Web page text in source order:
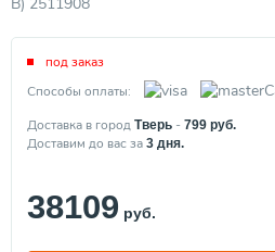
под заказ
Способы оплаты:
Доставка в город Тверь - 799 руб.
Доставим до вас за 3 дня.
38109 руб.